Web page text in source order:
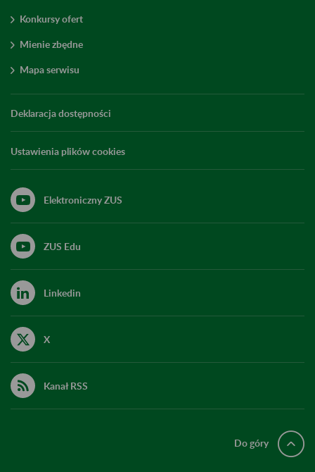
Konkursy ofert
Mienie zbędne
Mapa serwisu
Deklaracja dostępności
Ustawienia plików cookies
Elektroniczny ZUS
ZUS Edu
Linkedin
X
Kanał RSS
Do góry